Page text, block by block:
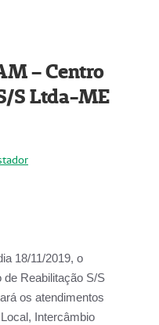
– Centro
S Ltda-ME
18/11/2019, o
Reabilitação S/S
os atendimentos
Intercâmbio